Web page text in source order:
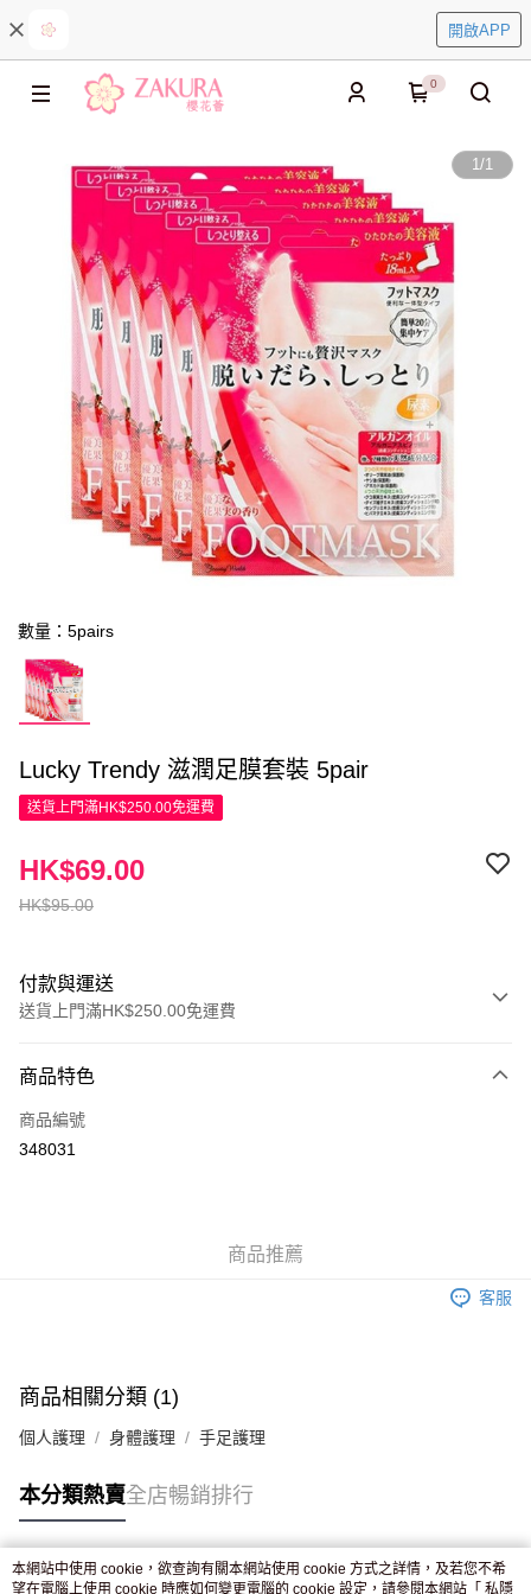
開啟APP
0
1/1
數量：5pairs
Lucky Trendy 滋潤足膜套裝 5pair
送貨上門滿HK$250.00免運費
HK$95.00
HK$69.00
付款與運送
送貨上門滿HK$250.00免運費
信用卡
Apple Pay
付款後門市自取，訂單確認後2-4個工作天到店，7天內取。逾期後
商品特色
商品編號
348031
商品推薦
客服
商品相關分類 (1)
個人護理 身體護理 手足護理
本分類熱賣全店暢銷排行
熱門標籤
本網站中使用 cookie，欲查詢有關本網站使用 cookie 方式之詳情，及若您不希
望在電腦上使用 cookie 時應如何變更電腦的 cookie 設定，請參閱本網站「 私隱